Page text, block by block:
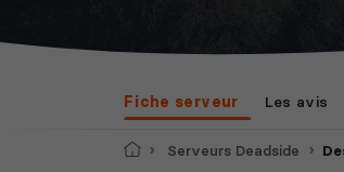
Fiche serveur Les avis
AccueilServeurs Deadside